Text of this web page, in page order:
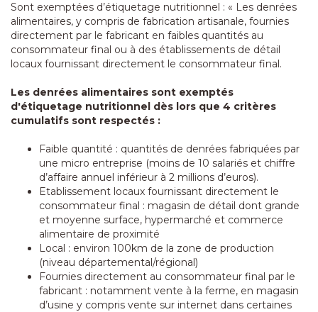
Sont exemptées d’étiquetage nutritionnel : « Les denrées
alimentaires, y compris de fabrication artisanale, fournies
directement par le fabricant en faibles quantités au
consommateur final ou à des établissements de détail
locaux fournissant directement le consommateur final.
Les denrées alimentaires sont exemptés
d'étiquetage nutritionnel dès lors que 4 critères
cumulatifs sont respectés :
Faible quantité : quantités de denrées fabriquées par
une micro entreprise (moins de 10 salariés et chiffre
d’affaire annuel inférieur à 2 millions d’euros).
Etablissement locaux fournissant directement le
consommateur final : magasin de détail dont grande
et moyenne surface, hypermarché et commerce
alimentaire de proximité
Local : environ 100km de la zone de production
(niveau départemental/régional)
Fournies directement au consommateur final par le
fabricant : notamment vente à la ferme, en magasin
d’usine y compris vente sur internet dans certaines